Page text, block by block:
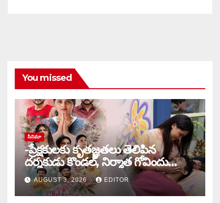
You missed
సినిమా
-ప్రేక్షకులకు కృతజ్ఞతలు తెలిపిన
దర్శకుడు కొండల్, నిర్మాత గోవిందు
కాండ్రేగుల
AUGUST 3, 2026 EDITOR